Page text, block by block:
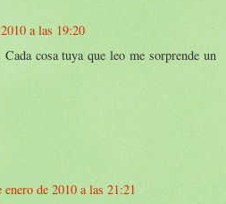
a las 19:20
cosa tuya que leo me sorprende un
enero de 2010 a las 21:21